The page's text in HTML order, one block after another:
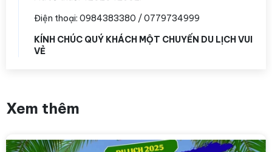
Điện thoại: 0984383380 / 0779734999
KÍNH CHÚC QUÝ KHÁCH MỘT CHUYẾN DU LỊCH VUI
VẺ
Xem thêm